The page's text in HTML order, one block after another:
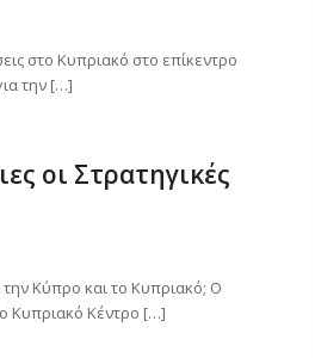
στο Κυπριακό στο επίκεντρο
την […]
οι Στρατηγικές
την Κύπρο και το Κυπριακό; Ο
Κυπριακό Κέντρο […]